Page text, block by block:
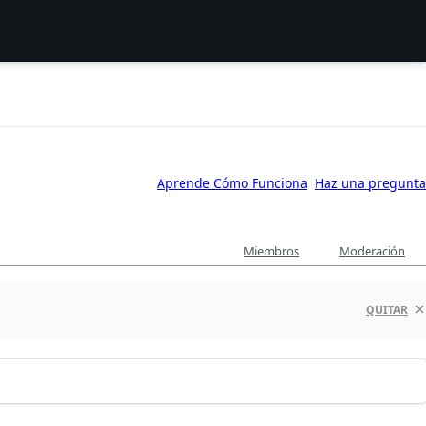
Aprende Cómo Funciona Haz una pregunta
Miembros Moderación
QUITAR